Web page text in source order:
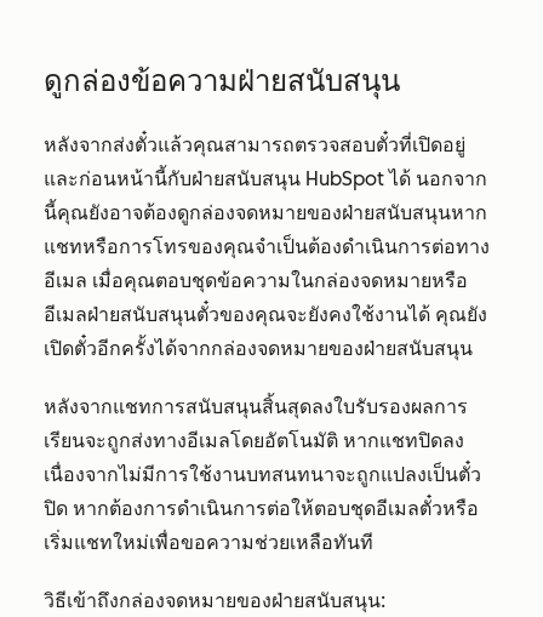
ดูกล่องข้อความฝ่ายสนับสนุน
หลังจากส่งตั๋วแล้วคุณสามารถตรวจสอบตั๋วที่เปิดอยู่
และก่อนหน้านี้กับฝ่ายสนับสนุน HubSpot ได้ นอกจาก
นี้คุณยังอาจต้องดูกล่องจดหมายของฝ่ายสนับสนุนหาก
แชทหรือการโทรของคุณจำเป็นต้องดำเนินการต่อทาง
อีเมล เมื่อคุณตอบชุดข้อความในกล่องจดหมายหรือ
อีเมลฝ่ายสนับสนุนตั๋วของคุณจะยังคงใช้งานได้ คุณยัง
เปิดตั๋วอีกครั้งได้จากกล่องจดหมายของฝ่ายสนับสนุน
หลังจากแชทการสนับสนุนสิ้นสุดลงใบรับรองผลการ
เรียนจะถูกส่งทางอีเมลโดยอัตโนมัติ หากแชทปิดลง
เนื่องจากไม่มีการใช้งานบทสนทนาจะถูกแปลงเป็นตั๋ว
ปิด หากต้องการดำเนินการต่อให้ตอบชุดอีเมลตั๋วหรือ
เริ่มแชทใหม่เพื่อขอความช่วยเหลือทันที
วิธีเข้าถึงกล่องจดหมายของฝ่ายสนับสนุน: